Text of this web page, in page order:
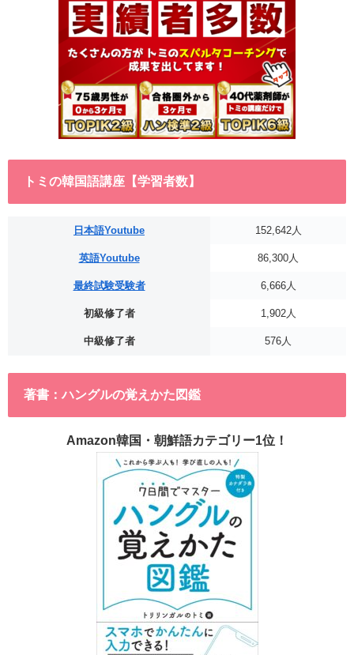
トミの韓国語講座【学習者数】
日本語Youtube 152,642人
英語Youtube 86,300人
最終試験受験者 6,666人
初級修了者 1,902人
中級修了者 576人
著書：ハングルの覚えかた図鑑
Amazon韓国・朝鮮語カテゴリー1位！